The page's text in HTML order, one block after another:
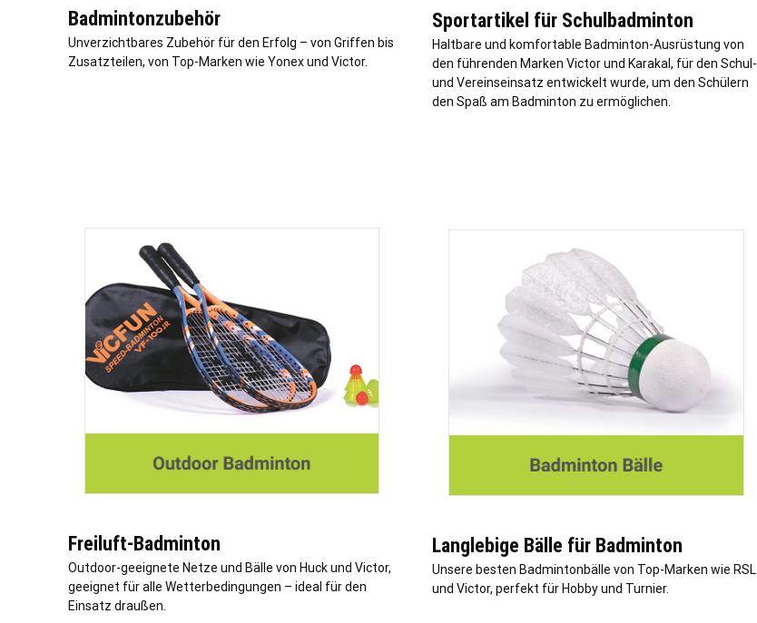
Badmintonzubehör
Unverzichtbares Zubehör für den Erfolg – von Griffen bis
Zusatzteilen, von Top-Marken wie Yonex und Victor.
Sportartikel für Schulbadminton
Haltbare und komfortable Badminton-Ausrüstung von
den führenden Marken Victor und Karakal, für den Schul-
und Vereinseinsatz entwickelt wurde, um den Schülern
den Spaß am Badminton zu ermöglichen.
Freiluft-Badminton
Outdoor-geeignete Netze und Bälle von Huck und Victor,
geeignet für alle Wetterbedingungen – ideal für den
Einsatz draußen.
Langlebige Bälle für Badminton
Unsere besten Badmintonbälle von Top-Marken wie RSL
und Victor, perfekt für Hobby und Turnier.